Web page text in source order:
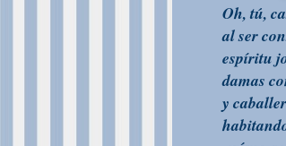
Oh, tú,
al ser
espíritu
damas
y